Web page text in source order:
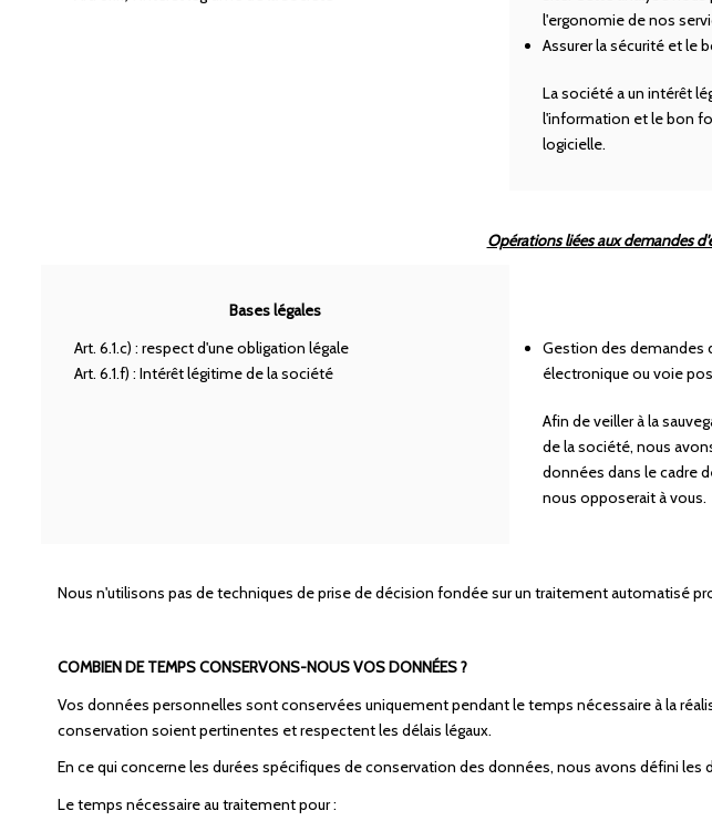
l'ergonomie de nos
Assurer la sécurité et
La société a un intérêt
l'information et le bon
logicielle.
Opérations liées aux demandes
Bases légales
Art. 6.1.c) : respect d'une obligation légale
Art. 6.1.f) : Intérêt légitime de la société
Gestion des demandes
électronique ou voie
Afin de veiller à la
de la société, nous
données dans le cadre
nous opposerait à vous.
Nous n'utilisons pas de techniques de prise de décision fondée sur un traitement automatisé
COMBIEN DE TEMPS CONSERVONS-NOUS VOS DONNÉES ?
Vos données personnelles sont conservées uniquement pendant le temps nécessaire à la
conservation soient pertinentes et respectent les délais légaux.
En ce qui concerne les durées spécifiques de conservation des données, nous avons défini les
Le temps nécessaire au traitement pour :